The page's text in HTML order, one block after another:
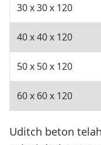
30 x 30 x 120
40 x 40 x 120
50 x 50 x 120
60 x 60 x 120
Uditch beton